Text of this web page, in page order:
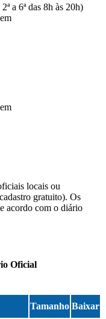
a 6ª das 8h às 20h)
locais ou
gratuito). Os
acordo com o diário
Oficial
Tamanho Baixar